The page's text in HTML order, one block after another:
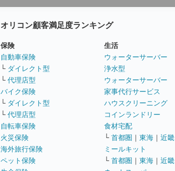
オリコン顧客満足度ランキング
保険
自動車保険
└ ダイレクト型
└ 代理店型
バイク保険
└ ダイレクト型
└ 代理店型
自転車保険
火災保険
海外旅行保険
ペット保険
生活
ウォーターサーバー
浄水型
ウォーターサーバー
家事代行サービス
ハウスクリーニング
コインランドリー
食材宅配
└ 首都圏 ｜ 東海 ｜ 近畿
ミールキット
└ 首都圏 ｜ 東海 ｜ 近畿